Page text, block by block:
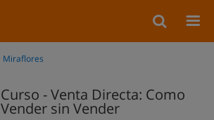
Miraflores
Curso - Venta Directa: Como
Vender sin Vender